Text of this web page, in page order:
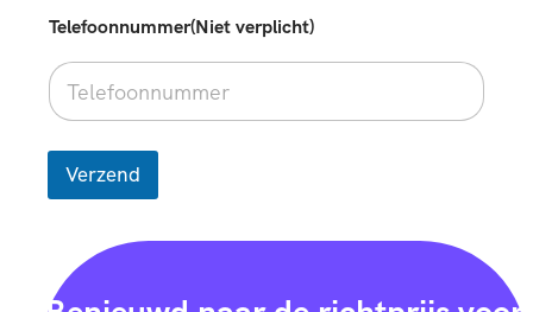
Telefoonnummer(Niet verplicht)
Verzend